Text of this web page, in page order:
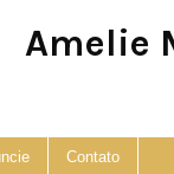
Amelie
Contato